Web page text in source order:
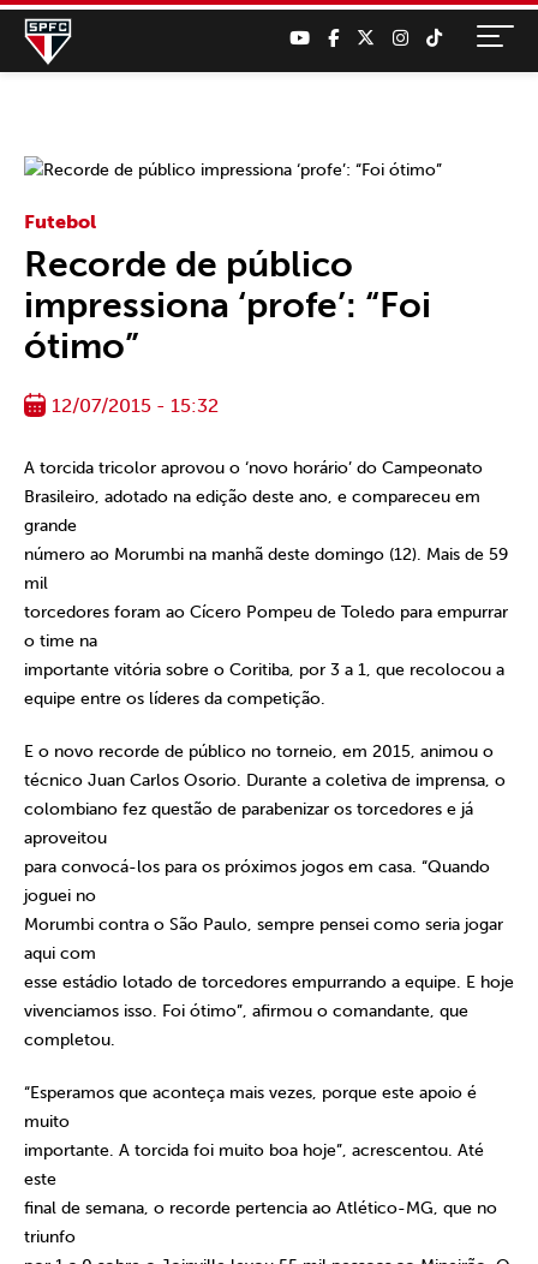
Futebol
Recorde de público
impressiona ‘profe’: “Foi
ótimo”
12/07/2015 - 15:32
A torcida tricolor aprovou o ‘novo horário’ do Campeonato
Brasileiro, adotado na edição deste ano, e compareceu em
grande
número ao Morumbi na manhã deste domingo (12). Mais de 59
mil
torcedores foram ao Cícero Pompeu de Toledo para empurrar
o time na
importante vitória sobre o Coritiba, por 3 a 1, que recolocou a
equipe entre os líderes da competição.
E o novo recorde de público no torneio, em 2015, animou o
técnico Juan Carlos Osorio. Durante a coletiva de imprensa, o
colombiano fez questão de parabenizar os torcedores e já
aproveitou
para convocá-los para os próximos jogos em casa. “Quando
joguei no
Morumbi contra o São Paulo, sempre pensei como seria jogar
aqui com
esse estádio lotado de torcedores empurrando a equipe. E hoje
vivenciamos isso. Foi ótimo”, afirmou o comandante, que
completou.
“Esperamos que aconteça mais vezes, porque este apoio é
muito
importante. A torcida foi muito boa hoje”, acrescentou. Até
este
final de semana, o recorde pertencia ao Atlético-MG, que no
triunfo